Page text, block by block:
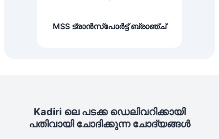
MSS ട്രാൻസ്പോർട്ട് ബ്രാഞ്ച്
Kadiri ലെ പടക്ക ഡെലിവറിക്കായി
പതിവായി ചോദിക്കുന്ന ചോദ്യങ്ങൾ